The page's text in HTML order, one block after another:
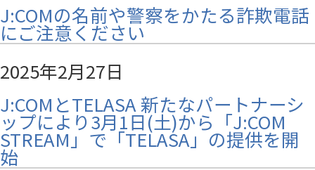
J:COMの名前や警察をかたる詐欺電話
にご注意ください
2025年2月27日
J:COMとTELASA 新たなパートナーシ
ップにより3月1日(土)から「J:COM
STREAM」で「TELASA」の提供を開
始